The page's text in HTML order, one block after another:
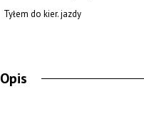
Tyłem do kier. jazdy
Opis